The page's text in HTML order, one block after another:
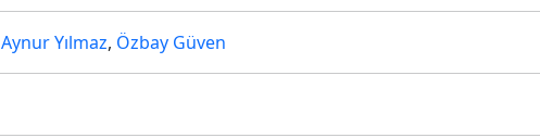
Aynur Yılmaz, Özbay Güven